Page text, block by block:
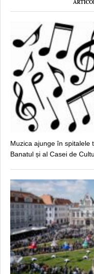
Muzica ajunge în spitalele
Banatul și al Casei de